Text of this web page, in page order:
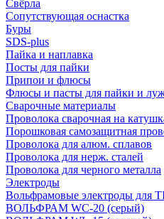
Свёрла
Сопутствующая оснастка
Буры
SDS-plus
Пайка и наплавка
Посты для пайки
Припои и флюсы
Флюсы и пасты для пайки и
Сварочные материалы
Проволока сварочная на
Порошковая самозащитная
Проволока для алюм. сплавов
Проволока для нерж. сталей
Проволока для черного металла
Электроды
Вольфрамовые электроды для
ВОЛЬФРАМ WC-20 (серый)